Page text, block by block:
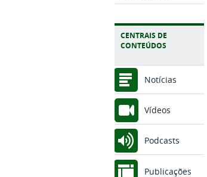
CENTRAIS DE
CONTEÚDOS
Notícias
Vídeos
Podcasts
Publicações